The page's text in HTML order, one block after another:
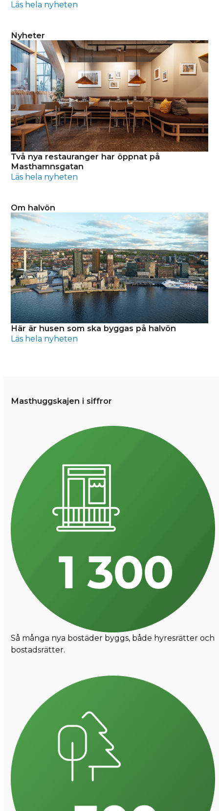
Sonyas
Läs hela nyheten
Nyheter
Masthamnsgatan
Läs hela nyheten
Om halvön
Masthuggskajen i siffror
Så många nya bostäder byggs, både hyresrätter och
bostadsrätter.